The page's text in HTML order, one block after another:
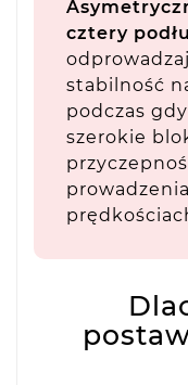
cztery
stabilność
podczas
szerokie